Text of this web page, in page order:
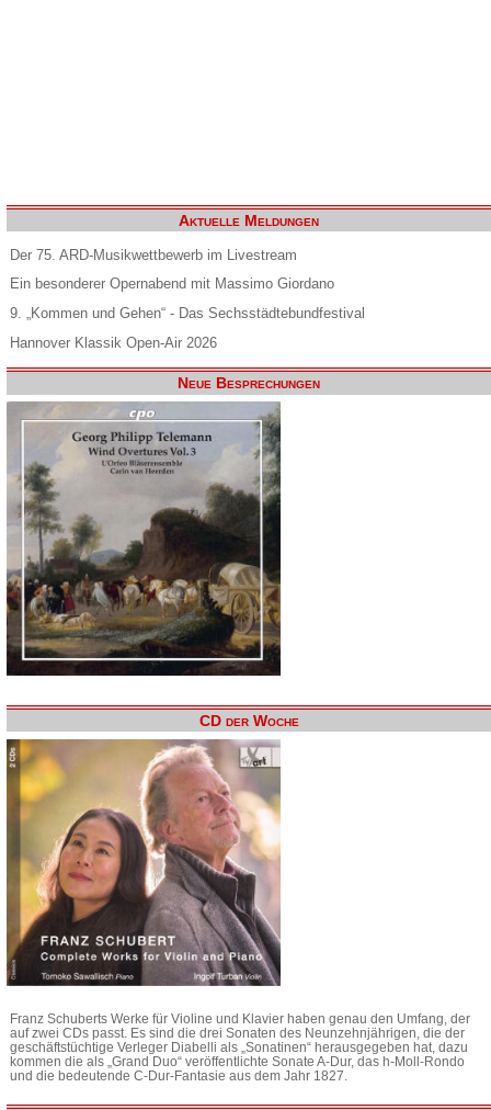
Aktuelle Meldungen
Der 75. ARD-Musikwettbewerb im Livestream
Ein besonderer Opernabend mit Massimo Giordano
9. „Kommen und Gehen“ - Das Sechsstädtebundfestival
Hannover Klassik Open-Air 2026
Neue Besprechungen
CD der Woche
Franz Schuberts Werke für Violine und Klavier haben genau den Umfang, der
auf zwei CDs passt. Es sind die drei Sonaten des Neunzehnjährigen, die der
geschäftstüchtige Verleger Diabelli als „Sonatinen“ herausgegeben hat, dazu
kommen die als „Grand Duo“ veröffentlichte Sonate A-Dur, das h-Moll-Rondo
und die bedeutende C-Dur-Fantasie aus dem Jahr 1827.